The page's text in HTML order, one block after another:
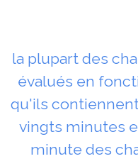
la plupart des
évalués en
qu'ils
vingts minutes
minute des